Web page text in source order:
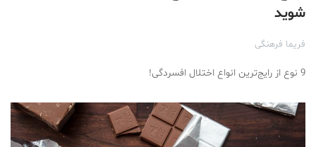
شوید
فریما فرهنگی
9 نوع از رایج‌ترین انواع اختلال افسردگی!